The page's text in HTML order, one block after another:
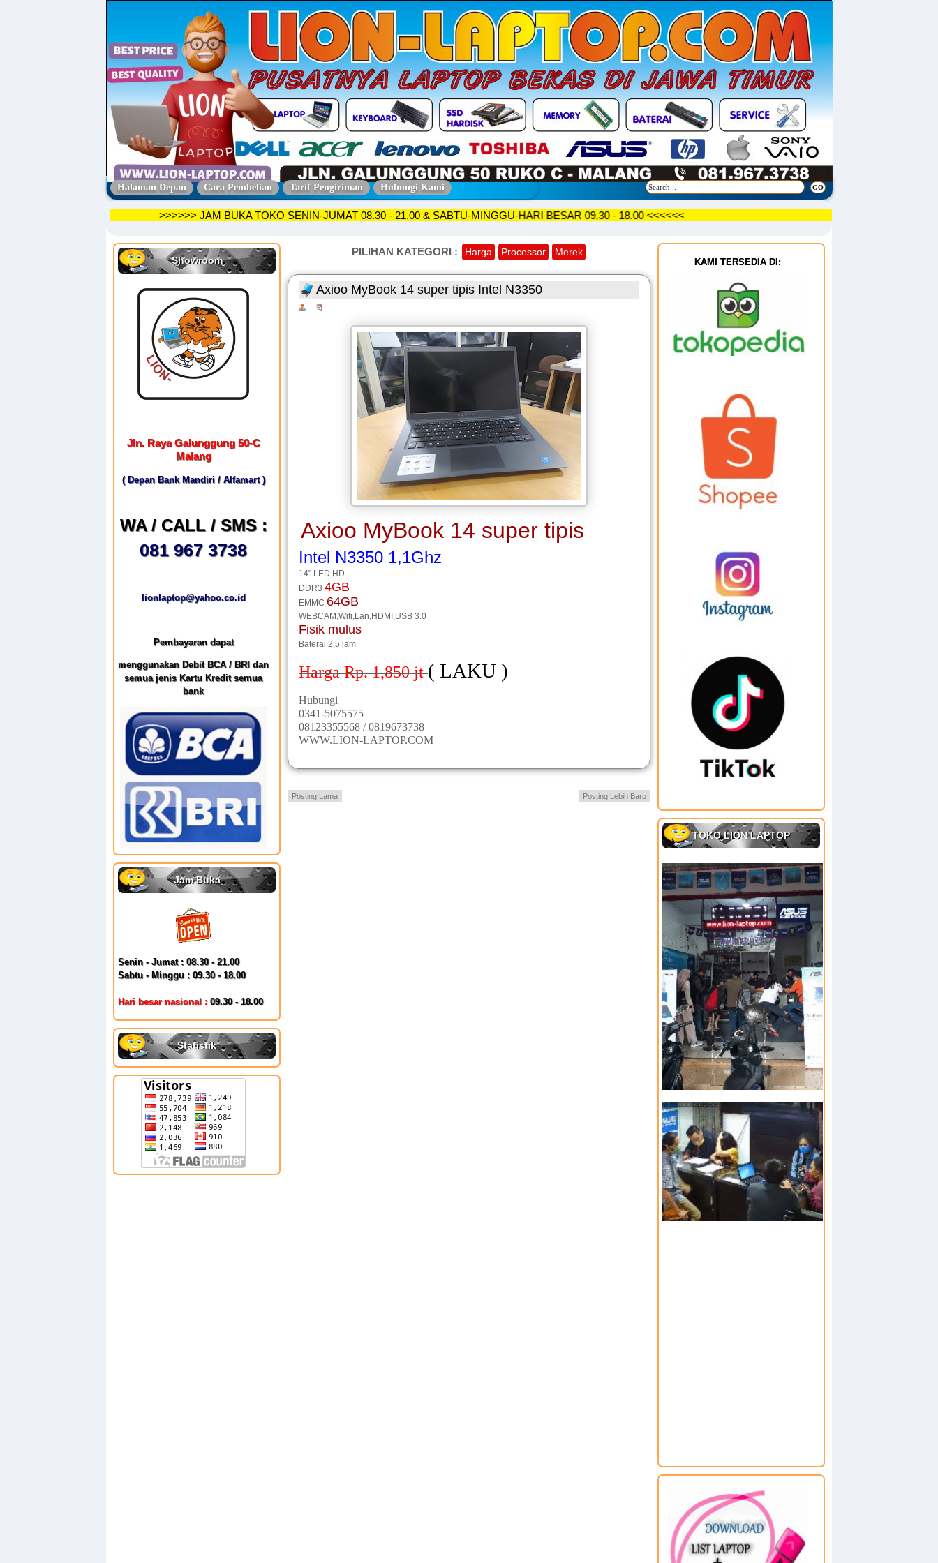
Halaman Depan Cara Pembelian Tarif Pengiriman Hubungi Kami
>>>>>> JAM BUKA TOKO SENIN-JUMAT 08.30 - 21.00 & SABTU-MINGGU-HARI BESAR 09.30 - 18.00 <<<<<<
Showroom
Jln. Raya Galunggung 50-C
Malang
( Depan Bank Mandiri / Alfamart )
WA / CALL / SMS :
081 967 3738
lionlaptop@yahoo.co.id
Pembayaran dapat
menggunakan Debit BCA / BRI dan
semua jenis Kartu Kredit semua
bank
Jam Buka
Senin - Jumat : 08.30 - 21.00
Sabtu - Minggu : 09.30 - 18.00
Hari besar nasional : 09.30 - 18.00
Statistik
PILIHAN KATEGORI : Harga Processor Merek
Axioo MyBook 14 super tipis Intel N3350
Axioo MyBook 14 super tipis
Intel N3350 1,1Ghz
14" LED HD
DDR3 4GB
EMMC 64GB
WEBCAM,Wifi,Lan,HDMI,USB 3.0
Fisik mulus
Baterai 2,5 jam
Harga Rp. 1,850jt ( LAKU )
Hubungi
0341-5075575
08123355568 / 0819673738
WWW.LION-LAPTOP.COM
Posting Lebih Baru
Posting Lama
KAMI TERSEDIA DI:
TOKO LION LAPTOP